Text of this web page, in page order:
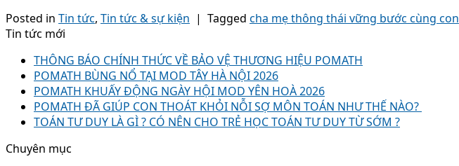
Posted in Tin tức, Tin tức & sự kiện | Tagged cha mẹ thông thái vững bước cùng con
Tin tức mới
THÔNG BÁO CHÍNH THỨC VỀ BẢO VỆ THƯƠNG HIỆU POMATH
POMATH BÙNG NỔ TẠI MOD TÂY HÀ NỘI 2026
POMATH KHUẤY ĐỘNG NGÀY HỘI MOD YÊN HOÀ 2026
POMATH ĐÃ GIÚP CON THOÁT KHỎI NỖI SỢ MÔN TOÁN NHƯ THẾ NÀO?
TOÁN TƯ DUY LÀ GÌ ? CÓ NÊN CHO TRẺ HỌC TOÁN TƯ DUY TỪ SỚM ?
Chuyên mục